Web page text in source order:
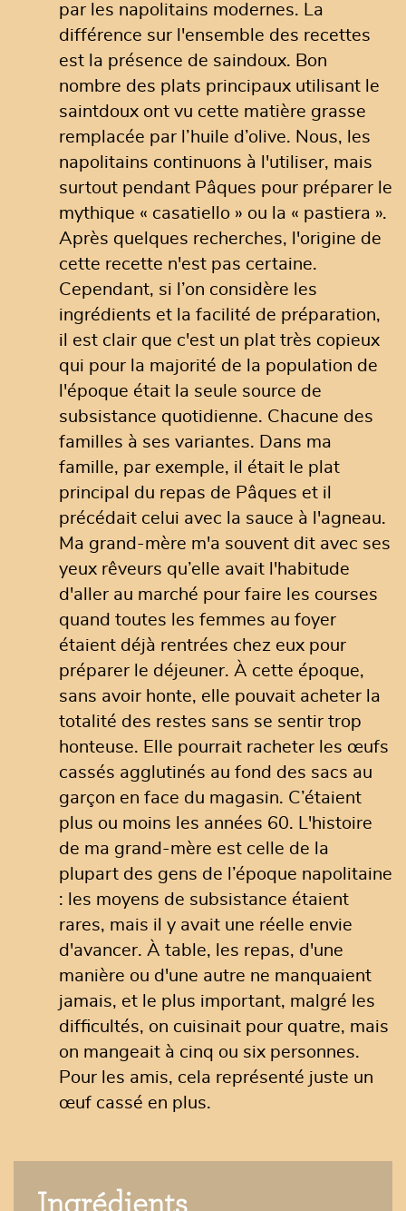
par les napolitains modernes. La
différence sur l'ensemble des recettes
est la présence de saindoux. Bon
nombre des plats principaux utilisant le
saintdoux ont vu cette matière grasse
remplacée par l’huile d’olive. Nous, les
napolitains continuons à l'utiliser, mais
surtout pendant Pâques pour préparer le
mythique « casatiello » ou la « pastiera ».
Après quelques recherches, l'origine de
cette recette n'est pas certaine.
Cependant, si l’on considère les
ingrédients et la facilité de préparation,
il est clair que c'est un plat très copieux
qui pour la majorité de la population de
l'époque était la seule source de
subsistance quotidienne. Chacune des
familles à ses variantes. Dans ma
famille, par exemple, il était le plat
principal du repas de Pâques et il
précédait celui avec la sauce à l'agneau.
Ma grand-mère m'a souvent dit avec ses
yeux rêveurs qu’elle avait l'habitude
d'aller au marché pour faire les courses
quand toutes les femmes au foyer
étaient déjà rentrées chez eux pour
préparer le déjeuner. À cette époque,
sans avoir honte, elle pouvait acheter la
totalité des restes sans se sentir trop
honteuse. Elle pourrait racheter les œufs
cassés agglutinés au fond des sacs au
garçon en face du magasin. C’étaient
plus ou moins les années 60. L'histoire
de ma grand-mère est celle de la
plupart des gens de l’époque napolitaine
: les moyens de subsistance étaient
rares, mais il y avait une réelle envie
d'avancer. À table, les repas, d'une
manière ou d'une autre ne manquaient
jamais, et le plus important, malgré les
difficultés, on cuisinait pour quatre, mais
on mangeait à cinq ou six personnes.
Pour les amis, cela représenté juste un
œuf cassé en plus.
Ingrédients